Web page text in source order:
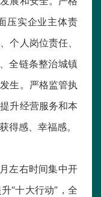
压实企业主体责
个人岗位责任、
全链条整治城镇
生。严格监管执
升经营服务和本
得感、幸福感。
右时间集中开
“十大行动”，全